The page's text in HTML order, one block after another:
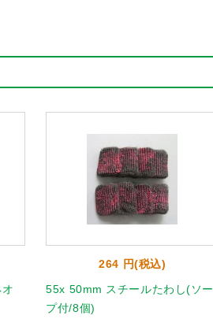
264 円(税込)
55x 50mm スチールたわし(ソー
プ付/8個)